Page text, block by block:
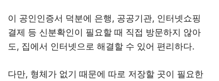
이 공인인증서 덕분에 은행, 공공기관, 인터넷쇼핑
결제 등 신분확인이 필요할 때 직접 방문하지 않아
도, 집에서 인터넷으로 해결할 수 있어 편리하다.
다만, 형체가 없기 때문에 따로 저장할 곳이 필요한